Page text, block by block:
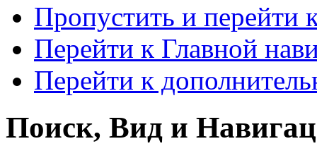
Пропустить и перейти
Перейти к Главной
Перейти к
Поиск, Вид и